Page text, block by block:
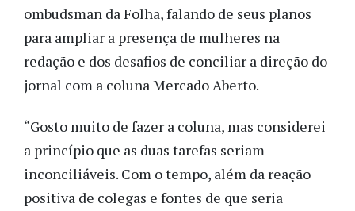
ombudsman da Folha, falando de seus planos
para ampliar a presença de mulheres na
redação e dos desafios de conciliar a direção do
jornal com a coluna Mercado Aberto.
“Gosto muito de fazer a coluna, mas considerei
a princípio que as duas tarefas seriam
inconciliáveis. Com o tempo, além da reação
positiva de colegas e fontes de que seria